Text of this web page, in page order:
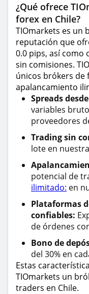
¿Qué ofrece
forex en Chile?
TIOmarkets es un
reputación que
0.0 pips, así como
sin comisiones.
únicos brókers
apalancamiento
Spreads
variables
proveedores
Trading sin
lote en
potencial de
ilimitado: en
Plataformas
confiables:
de órdenes
Bono de
del 30% en
Estas
TIOmarkets un
traders en Chile.